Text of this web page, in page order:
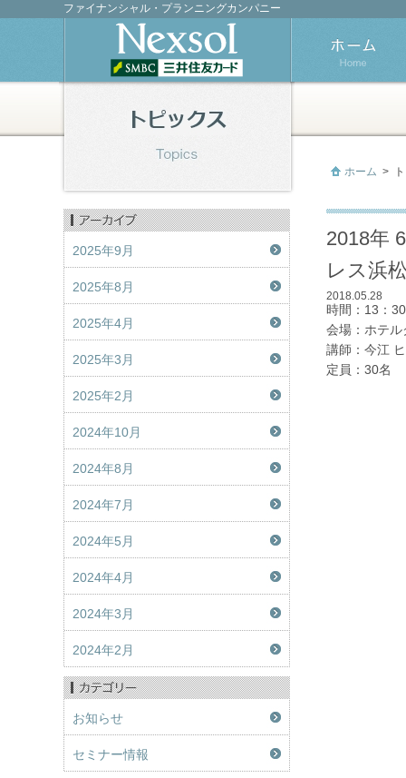
ファイナンシャル・プランニングカンパニー
ホーム >
2025年9月
2025年8月
2025年4月
2025年3月
2025年2月
2024年10月
2024年8月
2024年7月
2024年5月
2024年4月
2024年3月
2024年2月
お知らせ
セミナー情報
2018年
レス浜
2018.05.28
時間：13：
会場：ホテ
講師：今江
定員：30名